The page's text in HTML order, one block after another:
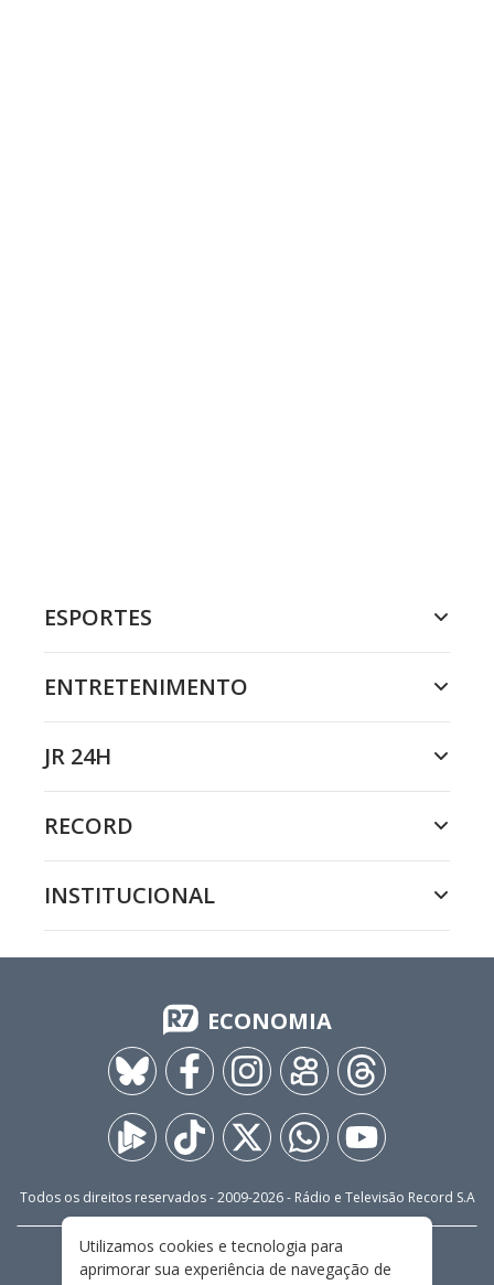
ESPORTES
ENTRETENIMENTO
JR 24H
RECORD
INSTITUCIONAL
ECONOMIA
Todos os direitos reservados - 2009-2026- Rádio e Televisão Record S.A
FALE CONOSCO
PRIVACIDADE
Utilizamos cookies e tecnologia para
aprimorar sua experiência de navegação de